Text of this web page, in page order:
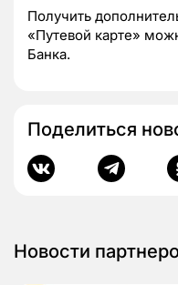
Получить
«Путевой карте»
Банка.
Поделиться
Новости